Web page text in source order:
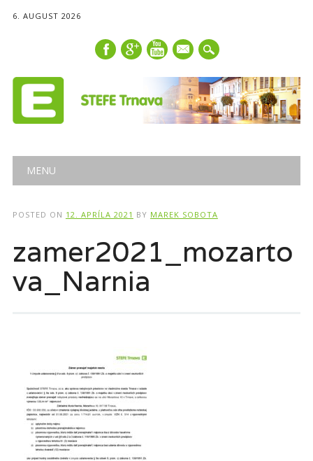
6. AUGUST 2026
mail
Main menu
MENU
POSTED ON 12. APRÍLA 2021 BY MAREK SOBOTA
zamer2021_mozarto
va_Narnia